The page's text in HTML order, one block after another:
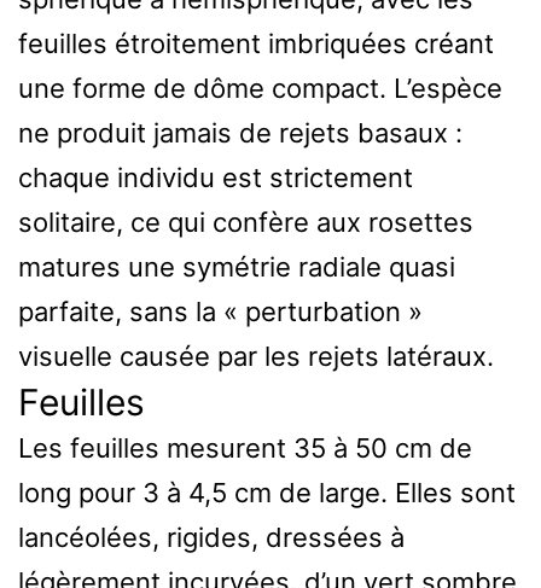
feuilles étroitement imbriquées créant
une forme de dôme compact. L’espèce
ne produit jamais de rejets basaux :
chaque individu est strictement
solitaire, ce qui confère aux rosettes
matures une symétrie radiale quasi
parfaite, sans la « perturbation »
visuelle causée par les rejets latéraux.
Feuilles
Les feuilles mesurent 35 à 50 cm de
long pour 3 à 4,5 cm de large. Elles sont
lancéolées, rigides, dressées à
légèrement incurvées, d’un vert sombre